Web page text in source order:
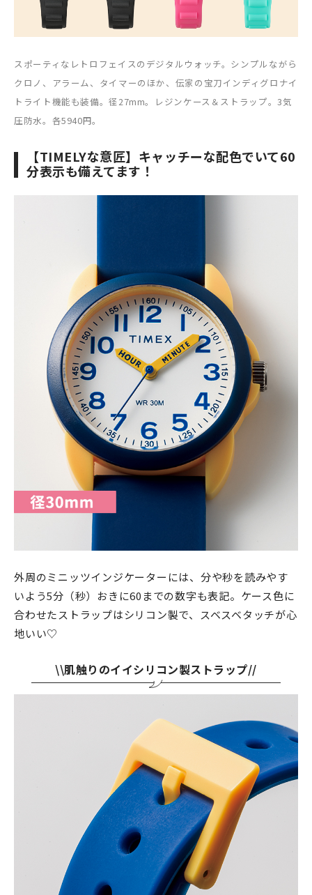
スポーティなレトロフェイスのデジタルウォッチ。シンプルながら
クロノ、アラーム、タイマーのほか、伝家の宝刀インディグロナイ
トライト機能も装備。径27mm。レジンケース＆ストラップ。3気
圧防水。各5940円。
【TIMELYな意匠】キャッチーな配色でいて60
分表示も備えてます！
外周のミニッツインジケーターには、分や秒を読みやす
いよう5分（秒）おきに60までの数字も表記。ケース色に
合わせたストラップはシリコン製で、スベスベタッチが心
地いい♡
\\肌触りのイイシリコン製ストラップ//